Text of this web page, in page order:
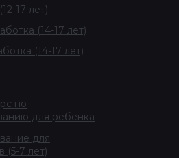
17 лет)
(14-17 лет)
(14-17 лет)
по
для ребенка
для
(5-7 лет)